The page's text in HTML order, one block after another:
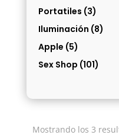
Portatiles (3)
Iluminación (8)
Apple (5)
Sex Shop (101)
Mostrando los 3